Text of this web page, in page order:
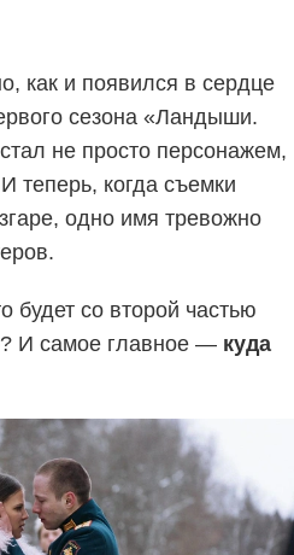
как и появился в сердце
сезона «Ландыши.
не просто персонажем,
когда съемки
одно имя тревожно
будет со второй частью
И самое главное — куда